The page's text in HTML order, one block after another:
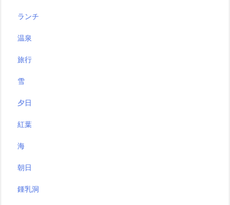
ランチ
温泉
旅行
雪
夕日
紅葉
海
朝日
鍾乳洞